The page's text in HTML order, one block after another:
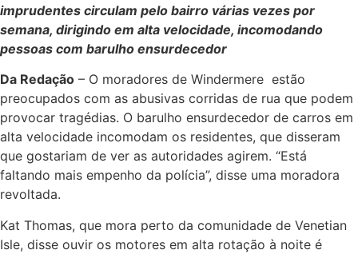
imprudentes circulam pelo bairro várias vezes por
semana, dirigindo em alta velocidade, incomodando
pessoas com barulho ensurdecedor
Da Redação – O moradores de Windermere estão
preocupados com as abusivas corridas de rua que podem
provocar tragédias. O barulho ensurdecedor de carros em
alta velocidade incomodam os residentes, que disseram
que gostariam de ver as autoridades agirem. “Está
faltando mais empenho da polícia”, disse uma moradora
revoltada.
Kat Thomas, que mora perto da comunidade de Venetian
Isle, disse ouvir os motores em alta rotação à noite é